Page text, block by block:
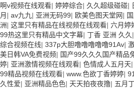
啊v视频在线观看| 婷婷综合| 久久超级碰碰|
月 | av九九 | 亚洲无码99| 欧美色图天堂网|
洲| 这里只有精品在线视频在线观看| 六月婷
99热这里只有精品中文字幕| 丁香 亚洲 久久 |
综合视频在线| 337p大胆噜噜噜噜噜91Av|
美日韩VA免费视频| 国产99久久久国产精品
婷| 亚洲激情视频在线观看| 色情成人五月天|
99精品视频在线观看| www.色欲丁香婷婷|
久性爱| 亚洲精品色色| 天天拍夜夜撸| 五月